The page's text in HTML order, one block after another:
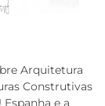
Arquitetura
Construtivas
e a